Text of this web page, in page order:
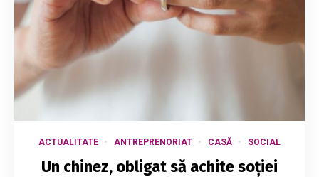
ACTUALITATE ANTREPRENORIAT CASĂ SOCIAL
Un chinez, obligat să achite soției